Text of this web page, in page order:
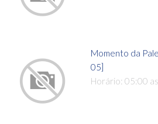
Momento da
05]
Horário: 05:00